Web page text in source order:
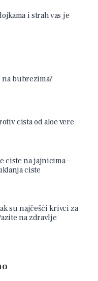
i strah vas je
bubrezima?
cista od aloe vere
ciste na jajnicima –
ciste
su najčešći krivci za
na zdravlje